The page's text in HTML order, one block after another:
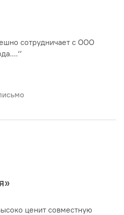
сотрудничает с ООО
ценит совместную